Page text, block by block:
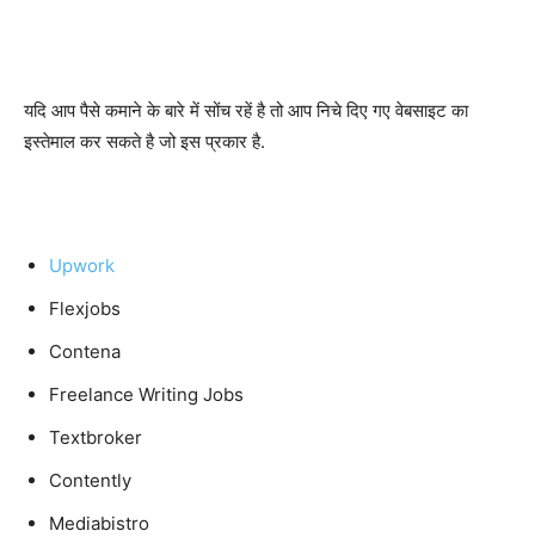
यदि आप पैसे कमाने के बारे में सोंच रहें है तो आप निचे दिए गए वेबसाइट का
इस्तेमाल कर सकते है जो इस प्रकार है.
Upwork
Flexjobs
Contena
Freelance Writing Jobs
Textbroker
Contently
Mediabistro